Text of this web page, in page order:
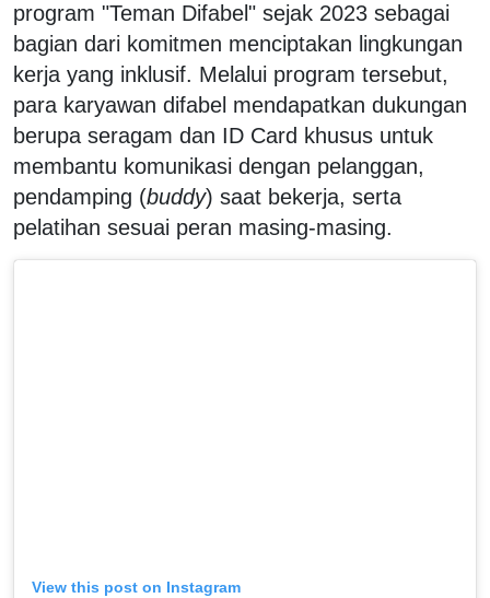
program "Teman Difabel" sejak 2023 sebagai
bagian dari komitmen menciptakan lingkungan
kerja yang inklusif. Melalui program tersebut,
para karyawan difabel mendapatkan dukungan
berupa seragam dan ID Card khusus untuk
membantu komunikasi dengan pelanggan,
pendamping (buddy) saat bekerja, serta
pelatihan sesuai peran masing-masing.
View this post on Instagram